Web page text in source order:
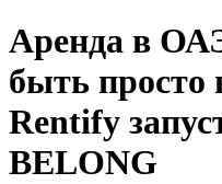
Аренда в
быть просто
Rentify
BELONG